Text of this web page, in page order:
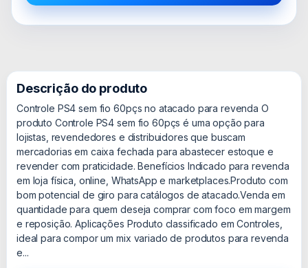
Descrição do produto
Controle PS4 sem fio 60pçs no atacado para revenda O
produto Controle PS4 sem fio 60pçs é uma opção para
lojistas, revendedores e distribuidores que buscam
mercadorias em caixa fechada para abastecer estoque e
revender com praticidade. Benefícios Indicado para revenda
em loja física, online, WhatsApp e marketplaces.Produto com
bom potencial de giro para catálogos de atacado.Venda em
quantidade para quem deseja comprar com foco em margem
e reposição. Aplicações Produto classificado em Controles,
ideal para compor um mix variado de produtos para revenda
e...